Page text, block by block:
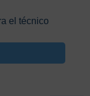
el técnico